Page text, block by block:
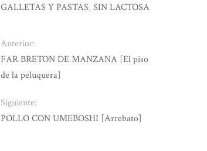
GALLETAS Y PASTAS,SIN LACTOSA
Anterior:
FAR BRETON DE MANZANA [El piso
de la peluquera]
Siguiente:
POLLO CON UMEBOSHI [Arrebato]